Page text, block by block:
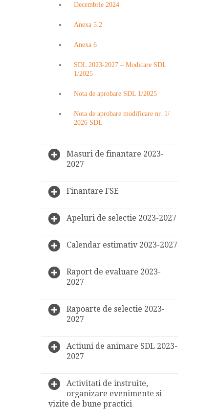
Decembrie 2024
Anexa 5.2
Anexa 6
SDL 2023-2027 – Modicare SDL
1/2025
Nota de aprobare SDL 1/2025
Nota de aprobare modificare nr. 1/
2026 SDL
Masuri de finantare 2023-
2027
Finantare FSE
Apeluri de selectie 2023-2027
Calendar estimativ 2023-2027
Raport de evaluare 2023-
2027
Rapoarte de selectie 2023-
2027
Actiuni de animare SDL 2023-
2027
Activitati de instruite,
organizare evenimente si
vizite de bune practici